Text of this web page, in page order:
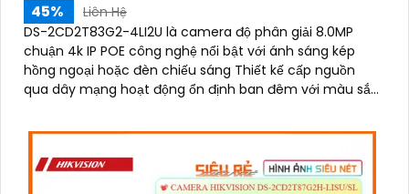
45%
Liên Hệ
DS-2CD2T83G2-4LI2U là camera độ phân giải 8.0MP
chuận 4k IP POE công nghệ nổi bật với ánh sáng kép
hồng ngoại hoặc đèn chiếu sáng Thiết kế cấp nguồn
qua dây mạng hoạt động ổn định ban đêm với màu sắc